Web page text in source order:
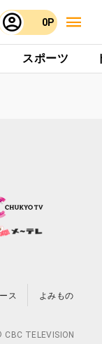
0P
スポーツ
ス よみもの
TELEVISION